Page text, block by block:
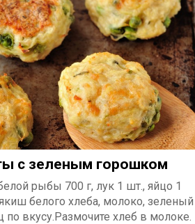
с зеленым горошком
рыбы 700 г, лук 1 шт., яйцо 1
белого хлеба, молоко, зеленый
по вкусу.Размочите хлеб в молоке.